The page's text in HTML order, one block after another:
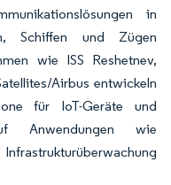
in
Schiffen und Zügen
wie ISS Reshetnev,
Airbus entwickeln
für IoT-Geräte und
Anwendungen wie